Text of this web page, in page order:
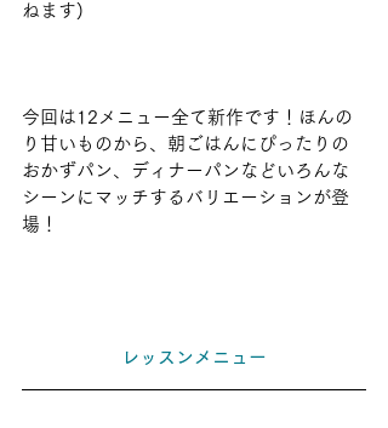
ねます)
今回は12メニュー全て新作です！ほんの
り甘いものから、朝ごはんにぴったりの
おかずパン、ディナーパンなどいろんな
シーンにマッチするバリエーションが登
場！
レッスンメニュー